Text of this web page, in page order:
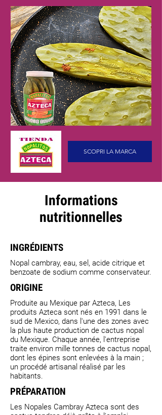
SCOPRI LA MARCA
Informations
nutritionnelles
INGRÉDIENTS
Nopal cambray, eau, sel, acide citrique et
benzoate de sodium comme conservateur.
ORIGINE
Produite au Mexique par Azteca, Les
produits Azteca sont nés en 1991 dans le
sud de Mexico, dans l'une des zones avec
la plus haute production de cactus nopal
du Mexique. Chaque année, l'entreprise
traite environ mille tonnes de cactus nopal,
dont les épines sont enlevées à la main ;
un procédé artisanal réalisé par les
habitants.
PRÉPARATION
Les Nopales Cambray Azteca sont des